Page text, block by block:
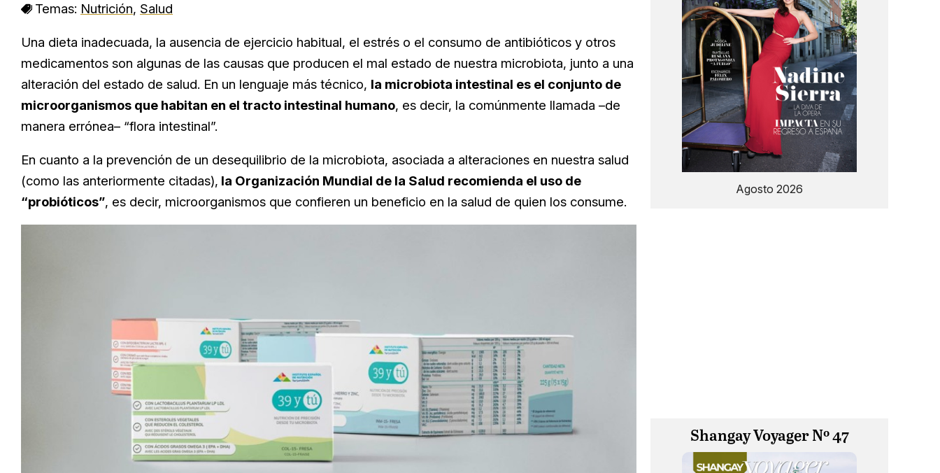
Temas: Nutrición, Salud
Una dieta inadecuada, la ausencia de ejercicio habitual, el estrés o el consumo de antibióticos y otros
medicamentos son algunas de las causas que producen el mal estado de nuestra microbiota, junto a una
alteración del estado de salud. En un lenguaje más técnico, la microbiota intestinal es el conjunto de
microorganismos que habitan en el tracto intestinal humano, es decir, la comúnmente llamada –de
manera errónea– “flora intestinal”.
En cuanto a la prevención de un desequilibrio de la microbiota, asociada a alteraciones en nuestra salud
(como las anteriormente citadas), la Organización Mundial de la Salud recomienda el uso de
“probióticos”, es decir, microorganismos que confieren un beneficio en la salud de quien los consume.
Agosto 2026
Shangay Voyager Nº 47